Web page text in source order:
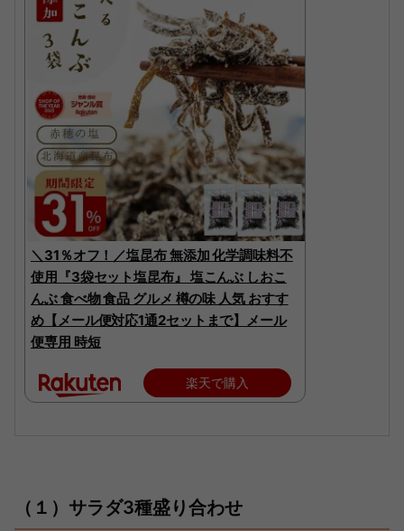
＼31％オフ！／塩昆布 無添加 化学調味料不
使用『3袋セット塩昆布』 塩こんぶ しおこ
んぶ 食べ物 食品 グルメ 樽の味 人気 おすす
め【メール便対応1通2セットまで】メール
便専用 時短
楽天で購入
（１）サラダ3種盛り合わせ